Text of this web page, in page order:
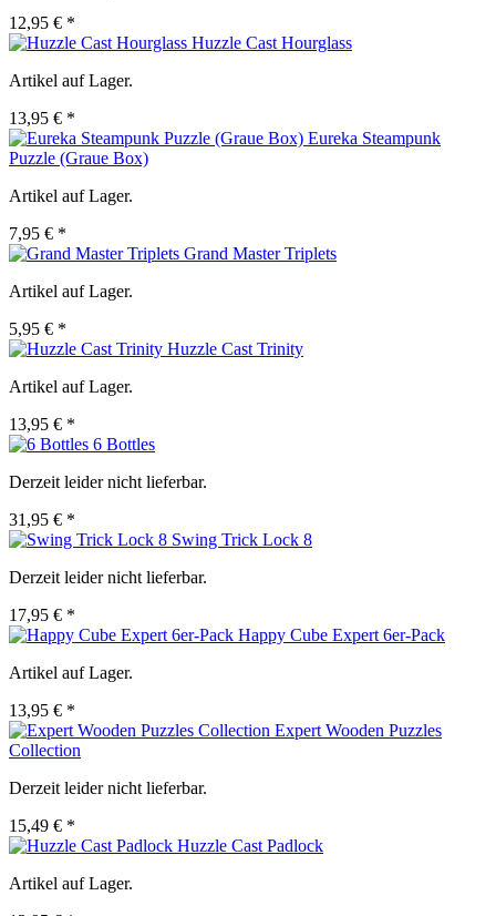
12,95 € *
Huzzle Cast Hourglass
Artikel auf Lager.
13,95 € *
Eureka Steampunk
Puzzle (Graue Box)
Artikel auf Lager.
7,95 € *
Grand Master Triplets
Artikel auf Lager.
5,95 € *
Huzzle Cast Trinity
Artikel auf Lager.
13,95 € *
6 Bottles
Derzeit leider nicht lieferbar.
31,95 € *
Swing Trick Lock 8
Derzeit leider nicht lieferbar.
17,95 € *
Happy Cube Expert 6er-Pack
Artikel auf Lager.
13,95 € *
Expert Wooden Puzzles
Collection
Derzeit leider nicht lieferbar.
15,49 € *
Huzzle Cast Padlock
Artikel auf Lager.